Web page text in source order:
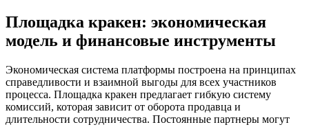
Площадка кракен: экономическая
модель и финансовые инструменты
Экономическая система платформы построена на принципах
справедливости и взаимной выгоды для всех участников
процесса. Площадка кракен предлагает гибкую систему
комиссий, которая зависит от оборота продавца и
длительности сотрудничества. Постоянные партнеры могут